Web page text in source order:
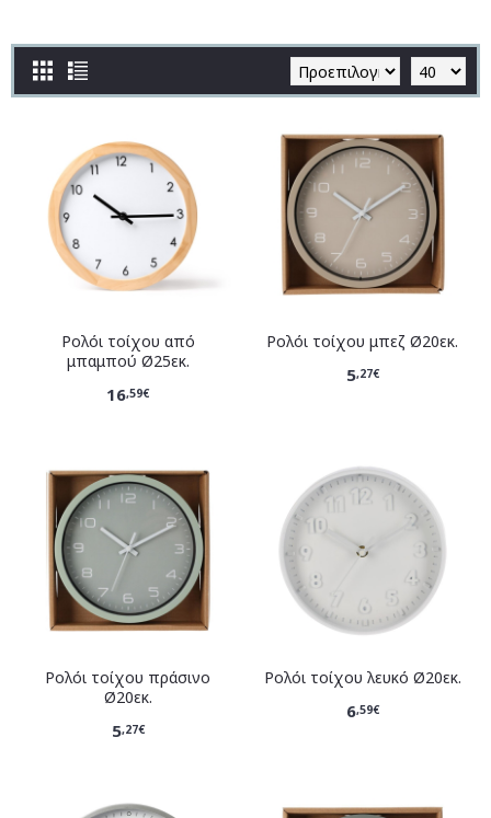
Ρολόι τοίχου από
μπαμπού Ø25εκ.
16,59€
Ρολόι τοίχου μπεζ Ø20εκ.
5,27€
Ρολόι τοίχου πράσινο
Ø20εκ.
5,27€
Ρολόι τοίχου λευκό Ø20εκ.
6,59€